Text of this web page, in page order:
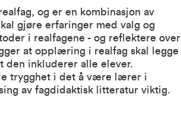
og er en kombinasjon av
gjøre erfaringer med valg og
i realfagene - og reflektere over
at opplæring i realfag skal legge
den inkluderer alle elever.
trygghet i det å være lærer i
av fagdidaktisk litteratur viktig.